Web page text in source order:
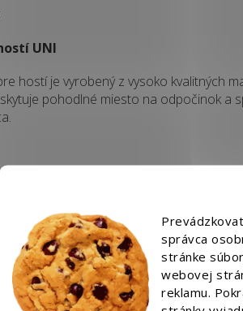
správca
stránke
webovej
reklamu.
UNI
hostí je vyrobený z vysoko kvalitných
pohodlné miesto na odpočinok a
matraca: 80x195x10 cm
matraca: 80x65x30cm